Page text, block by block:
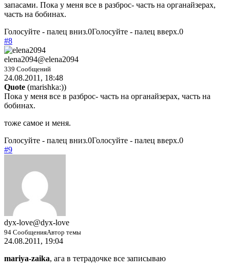
запасами. Пока у меня все в разброс- часть на органайзерах,
часть на бобинах.
Голосуйте - палец вниз.0Голосуйте - палец вверх.0
#8
elena2094@elena2094
339 Сообщений
24.08.2011, 18:48
Quote (marishka:))
Пока у меня все в разброс- часть на органайзерах, часть на
бобинах.
тоже самое и меня.
Голосуйте - палец вниз.0Голосуйте - палец вверх.0
#9
dyx-love@dyx-love
94 СообщенияАвтор темы
24.08.2011, 19:04
mariya-zaika, ага в тетрадочке все записываю